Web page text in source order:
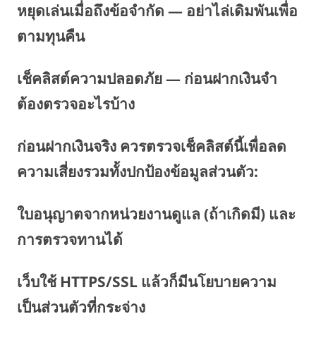
หยุดเล่นเมื่อถึงข้อจำกัด — อย่าไล่เดิมพันเพื่อ
ตามทุนคืน
เช็คลิสต์ความปลอดภัย — ก่อนฝากเงินจำ
ต้องตรวจอะไรบ้าง
ก่อนฝากเงินจริง ควรตรวจเช็คลิสต์นี้เพื่อลด
ความเสี่ยงรวมทั้งปกป้องข้อมูลส่วนตัว:
ใบอนุญาตจากหน่วยงานดูแล (ถ้าเกิดมี) และ
การตรวจทานได้
เว็บใช้ HTTPS/SSL แล้วก็มีนโยบายความ
เป็นส่วนตัวที่กระจ่าง